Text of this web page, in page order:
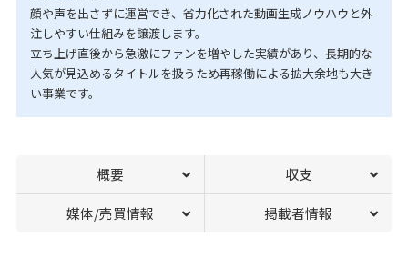
顔や声を出さずに運営でき、省力化された動画生成ノウハウと外
注しやすい仕組みを譲渡します。
立ち上げ直後から急激にファンを増やした実績があり、長期的な
人気が見込めるタイトルを扱うため再稼働による拡大余地も大き
い事業です。
概要 収支
媒体/売買情報 掲載者情報